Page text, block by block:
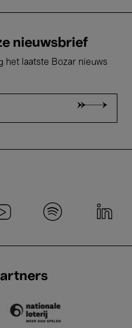
nieuwsbrief
het laatste Bozar nieuws